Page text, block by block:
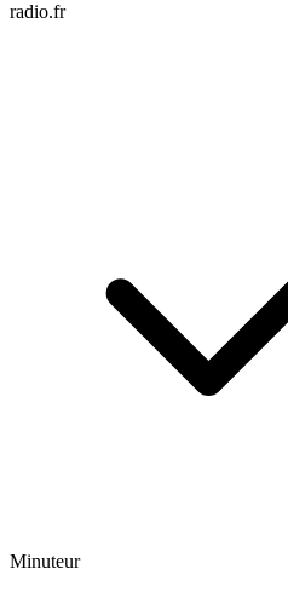
radio.fr
Minuteur